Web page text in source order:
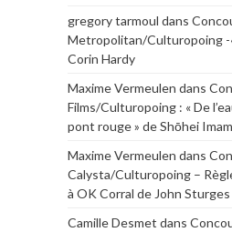
gregory tarmoul dans
Metropolitan/Culturopoing -
Corin Hardy
Maxime Vermeulen dans
Films/Culturopoing : « De
pont rouge » de Shōhei
Maxime Vermeulen dans
Calysta/Culturopoing –
à OK Corral de John Sturges
Camille Desmet dans